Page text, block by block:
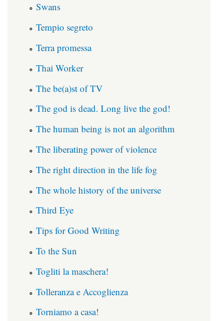
Swans
Tempio segreto
Terra promessa
Thai Worker
The be(a)st of TV
The god is dead. Long live the god!
The human being is not an algorithm
The liberating power of violence
The right direction in the life fog
The whole history of the universe
Third Eye
Tips for Good Writing
To the Sun
Togliti la maschera!
Tolleranza e Accoglienza
Torniamo a casa!